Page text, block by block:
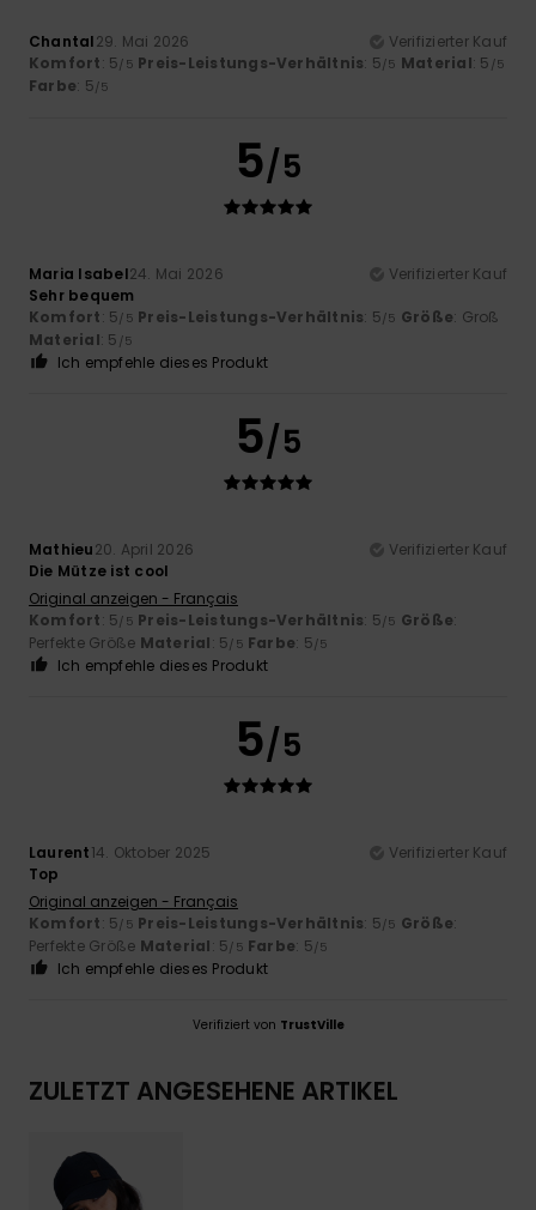
Chantal29. Mai 2026
Verifizierter Kauf
Komfort: 5/5 Preis-Leistungs-Verhältnis: 5/5 Material: 5 /5
Farbe: 5/5
5/5
Maria Isabel24. Mai 2026
Verifizierter Kauf
Sehr bequem
Komfort: 5/5 Preis-Leistungs-Verhältnis: 5/5 Größe: Groß
Material: 5 /5
Ich empfehle dieses Produkt
5/5
Mathieu20. April 2026
Verifizierter Kauf
Die Mütze ist cool
Original anzeigen - Français
Komfort: 5/5 Preis-Leistungs-Verhältnis: 5/5 Größe:
Perfekte Größe Material: 5/5 Farbe: 5/5
Ich empfehle dieses Produkt
5/5
Laurent14. Oktober 2025
Verifizierter Kauf
Top
Original anzeigen - Français
Komfort: 5/5 Preis-Leistungs-Verhältnis: 5/5 Größe:
Perfekte Größe Material: 5/5 Farbe: 5/5
Ich empfehle dieses Produkt
Verifiziert von TrustVille
ZULETZT ANGESEHENE ARTIKEL